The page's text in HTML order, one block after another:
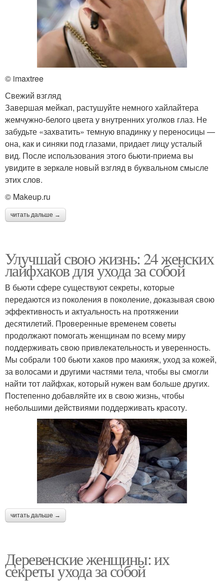
© imaxtree
Свежий взгляд
Завершая мейкап, растушуйте немного хайлайтера
жемчужно-белого цвета у внутренних уголков глаз. Не
забудьте «захватить» темную впадинку у переносицы —
она, как и синяки под глазами, придает лицу усталый
вид. После использования этого бьюти-приема вы
увидите в зеркале новый взгляд в буквальном смысле
этих слов.
© Makeup.ru
читать дальше →
Улучшай свою жизнь: 24 женских
лайфхаков для ухода за собой
В бьюти сфере существуют секреты, которые
передаются из поколения в поколение, доказывая свою
эффективность и актуальность на протяжении
десятилетий. Проверенные временем советы
продолжают помогать женщинам по всему миру
поддерживать свою привлекательность и уверенность.
Мы собрали 100 бьюти хаков про макияж, уход за кожей,
за волосами и другими частями тела, чтобы вы смогли
найти тот лайфхак, который нужен вам больше других.
Постепенно добавляйте их в свою жизнь, чтобы
небольшими действиями поддерживать красоту.
читать дальше →
Деревенские женщины: их
секреты ухода за собой